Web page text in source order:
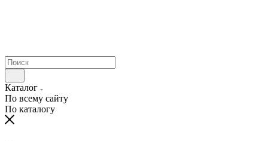
Каталог
По всему сайту
По каталогу